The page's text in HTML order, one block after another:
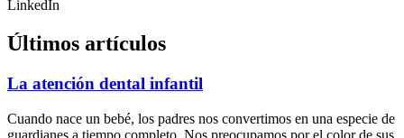
LinkedIn
Últimos artículos
La atención dental infantil
Cuando nace un bebé, los padres nos convertimos en una especie de
guardianes a tiempo completo. Nos preocupamos por el color de sus